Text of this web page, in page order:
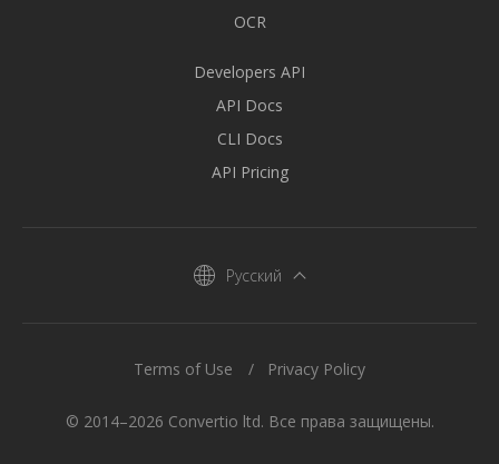
OCR
Developers API
API Docs
CLI Docs
API Pricing
Русский
© 2014–2026 Convertio ltd. Все права защищены.
Terms of Use Privacy Policy